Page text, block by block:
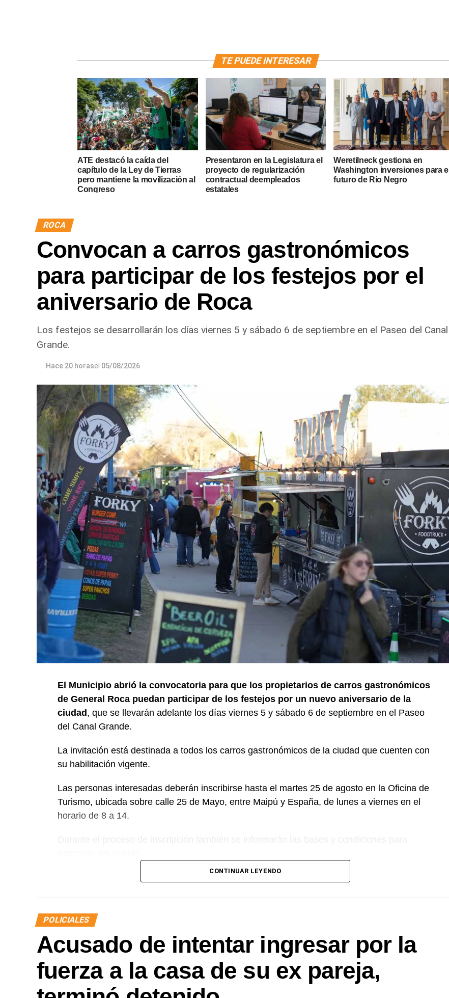
TE PUEDE INTERESAR
ATE destacó la caída del
capítulo de la Ley de Tierras
pero mantiene la movilización al
Congreso
Presentaron en la Legislatura el
proyecto de regularización
contractual deempleados
estatales
Weretilneck gestiona en
Washington inversiones para el
futuro de Río Negro
ROCA
Convocan a carros gastronómicos
para participar de los festejos por el
aniversario de Roca
Los festejos se desarrollarán los días viernes 5 y sábado 6 de septiembre en el Paseo del Canal
Grande.
Hace 20 horasel 05/08/2026
El Municipio abrió la convocatoria para que los propietarios de carros gastronómicos
de General Roca puedan participar de los festejos por un nuevo aniversario de la
ciudad, que se llevarán adelante los días viernes 5 y sábado 6 de septiembre en el Paseo
del Canal Grande.
La invitación está destinada a todos los carros gastronómicos de la ciudad que cuenten con
su habilitación vigente.
Las personas interesadas deberán inscribirse hasta el martes 25 de agosto en la Oficina de
Turismo, ubicada sobre calle 25 de Mayo, entre Maipú y España, de lunes a viernes en el
horario de 8 a 14.
CONTINUAR LEYENDO
POLICIALES
Acusado de intentar ingresar por la
fuerza a la casa de su ex pareja,